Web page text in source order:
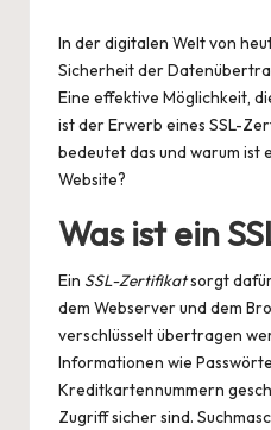
In der digitalen Welt von
Sicherheit der
Eine effektive Möglichkeit,
ist der Erwerb eines SSL-
bedeutet das und warum ist
Website?
Was ist ein
Ein SSL-Zertifikatsorgt
dem Webserver und dem
verschlüsselt übertragen
Informationen wie
Kreditkartennummern
Zugriff sicher sind.